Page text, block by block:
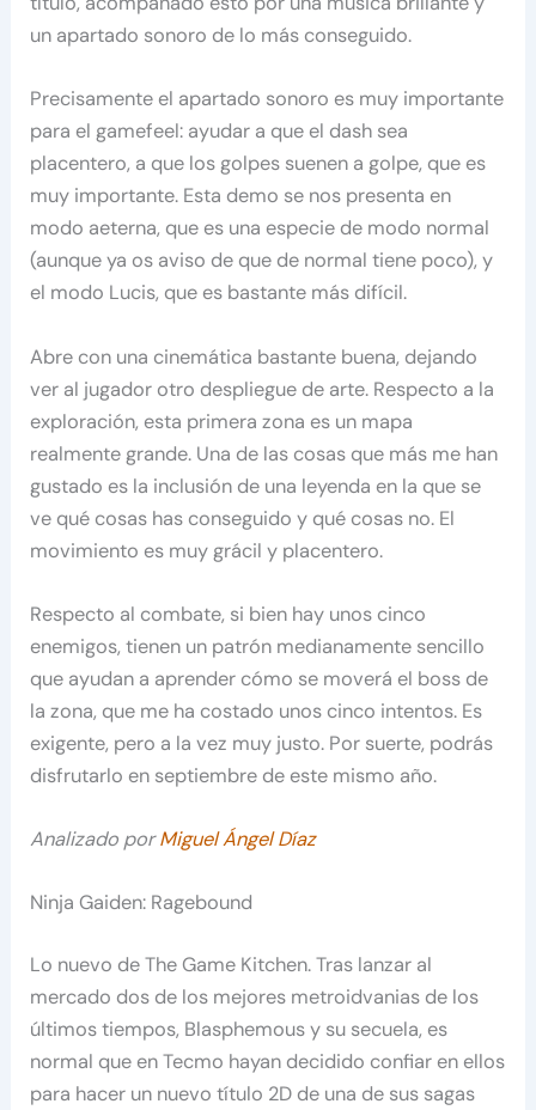
un apartado sonoro de lo más conseguido.
Precisamente el apartado sonoro es muy importante
para el gamefeel: ayudar a que el dash sea
placentero, a que los golpes suenen a golpe, que es
muy importante. Esta demo se nos presenta en
modo aeterna, que es una especie de modo normal
(aunque ya os aviso de que de normal tiene poco), y
el modo Lucis, que es bastante más difícil.
Abre con una cinemática bastante buena, dejando
ver al jugador otro despliegue de arte. Respecto a la
exploración, esta primera zona es un mapa
realmente grande. Una de las cosas que más me han
gustado es la inclusión de una leyenda en la que se
ve qué cosas has conseguido y qué cosas no. El
movimiento es muy grácil y placentero.
Respecto al combate, si bien hay unos cinco
enemigos, tienen un patrón medianamente sencillo
que ayudan a aprender cómo se moverá el boss de
la zona, que me ha costado unos cinco intentos. Es
exigente, pero a la vez muy justo. Por suerte, podrás
disfrutarlo en septiembre de este mismo año.
Analizado porMiguel Ángel Díaz
Ninja Gaiden: Ragebound
Lo nuevo de The Game Kitchen. Tras lanzar al
mercado dos de los mejores metroidvanias de los
últimos tiempos, Blasphemous y su secuela, es
normal que en Tecmo hayan decidido confiar en ellos
para hacer un nuevo título 2D de una de sus sagas